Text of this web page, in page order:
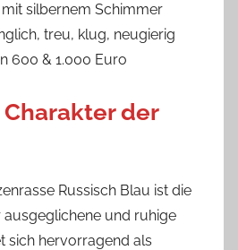
mit silbernem Schimmer
treu, klug, neugierig
600 & 1.000 Euro
der
Russisch Blau ist die
ausgeglichene und ruhige
sich hervorragend als